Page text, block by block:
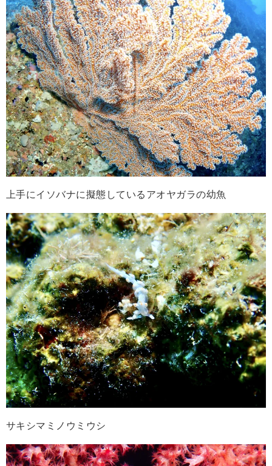
上手にイソバナに擬態しているアオヤガラの幼魚
サキシマミノウミウシ